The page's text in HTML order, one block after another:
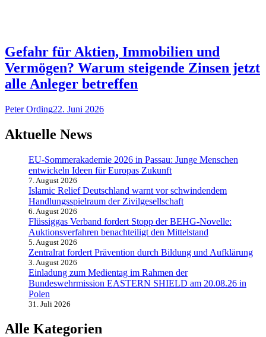
Gefahr für Aktien, Immobilien und
Vermögen? Warum steigende Zinsen jetzt
alle Anleger betreffen
Peter Ording22. Juni 2026
Aktuelle News
EU-Sommerakademie 2026 in Passau: Junge Menschen
entwickeln Ideen für Europas Zukunft
7. August 2026
Islamic Relief Deutschland warnt vor schwindendem
Handlungsspielraum der Zivilgesellschaft
6. August 2026
Flüssiggas Verband fordert Stopp der BEHG-Novelle:
Auktionsverfahren benachteiligt den Mittelstand
5. August 2026
Zentralrat fordert Prävention durch Bildung und Aufklärung
3. August 2026
Einladung zum Medientag im Rahmen der
Bundeswehrmission EASTERN SHIELD am 20.08.26 in
Polen
31. Juli 2026
Alle Kategorien